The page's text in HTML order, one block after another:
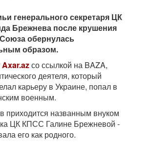
генерального секретаря ЦК
Брежнева после крушения
обернулась
образом.
Axar.azсо ссылкой на BAZA,
деятеля, который
карьеру в Украине, попал в
военным.
приходится названным внуком
ЦК КПСС Галине Брежневой -
его как родного.